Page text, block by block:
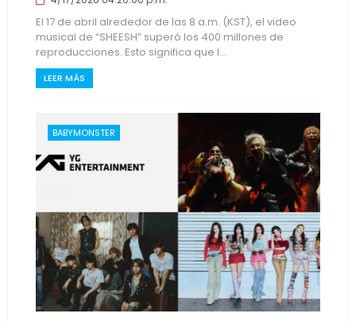
El 17 de abril alrededor de las 8 a.m. (KST), el video
musical de “SHEESH” superó los 400 millones de
reproducciones. Esto significa que l...
LEER MÁS
BABYMONSTER